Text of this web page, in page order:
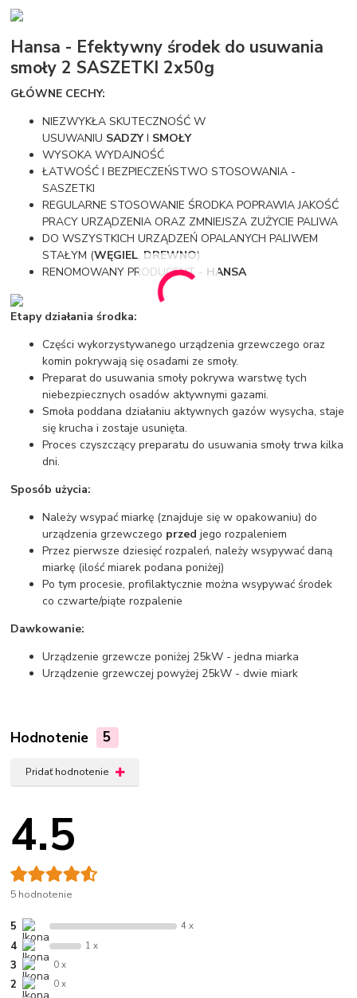
Hansa - Efektywny środek do usuwania
smoły 2 SASZETKI 2x50g
GŁÓWNE CECHY:
NIEZWYKŁA SKUTECZNOŚĆ W
USUWANIU SADZYI SMOŁY
WYSOKA WYDAJNOŚĆ
ŁATWOŚĆ I BEZPIECZEŃSTWO STOSOWANIA -
SASZETKI
REGULARNE STOSOWANIE ŚRODKA POPRAWIA JAKOŚĆ
PRACY URZĄDZENIA ORAZ ZMNIEJSZA ZUŻYCIE PALIWA
DO WSZYSTKICH URZĄDZEŃ OPALANYCH PALIWEM
STAŁYM (WĘGIEL, DREWNO)
RENOMOWANY PRODUCENT - HANSA
Etapy działania środka:
Części wykorzystywanego urządzenia grzewczego oraz
komin pokrywają się osadami ze smoły.
Preparat do usuwania smoły pokrywa warstwę tych
niebezpiecznych osadów aktywnymi gazami.
Smoła poddana działaniu aktywnych gazów wysycha, staje
się krucha i zostaje usunięta.
Proces czyszczący preparatu do usuwania smoły trwa kilka
dni.
Sposób użycia:
Należy wsypać miarkę (znajduje się w opakowaniu) do
urządzenia grzewczego przed jego rozpaleniem
Przez pierwsze dziesięć rozpaleń, należy wsypywać daną
miarkę (ilość miarek podana poniżej)
Po tym procesie, profilaktycznie można wsypywać środek
co czwarte/piąte rozpalenie
Dawkowanie:
Urządzenie grzewcze poniżej 25kW - jedna miarka
Urządzenie grzewczej powyżej 25kW - dwie miark
Hodnotenie 5
Pridať hodnotenie
4.5
5 hodnotenie
5 4 x
4 1 x
3 0 x
2 0 x